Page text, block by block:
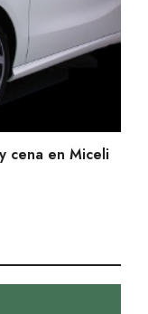
cena en Miceli